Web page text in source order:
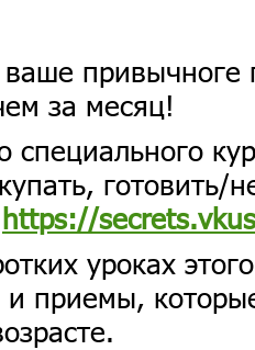
привычноге
за месяц!
готовить/
https://
уроках
и приемы,